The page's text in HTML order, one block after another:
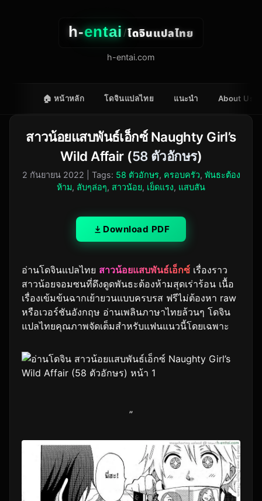
h-entai/โดจินแปลไทย
h-entai.com
🏠 หน้าหลัก โดจินแปลไทย แนะนำ About Us
สาวน้อยแสบพันธ์เอ็กซ์ Naughty Girl’s
Wild Affair (58 ตัวอักษร)
2 กันยายน 2022 | Tags: 58 ตัวอักษร, ครอบครัว, พันธะต้อง
ห้าม, ลับๆล่อๆ, สาวน้อย, เย็ดแรง, แสบสัน
Download PDF
อ่านโดจินแปลไทย สาวน้อยแสบพันธ์เอ็กซ์ เรื่องราว
สาวน้อยจอมซนที่ดึงดูดพันธะต้องห้ามสุดเร่าร้อน เนื้อ
เรื่องเข้มข้นฉากเย้ายวนแบบครบรส ฟรีไม่ต้องหา raw
หรือเวอร์ชันอังกฤษ อ่านเพลินภาษาไทยล้วนๆ โดจิน
แปลไทยคุณภาพจัดเต็มสำหรับแฟนแนวนี้โดยเฉพาะ
”